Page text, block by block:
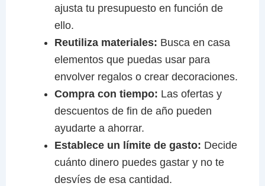
ajusta tu presupuesto en función de
ello.
Reutiliza materiales: Busca en casa
elementos que puedas usar para
envolver regalos o crear decoraciones.
Compra con tiempo: Las ofertas y
descuentos de fin de año pueden
ayudarte a ahorrar.
Establece un límite de gasto: Decide
cuánto dinero puedes gastar y no te
desvíes de esa cantidad.